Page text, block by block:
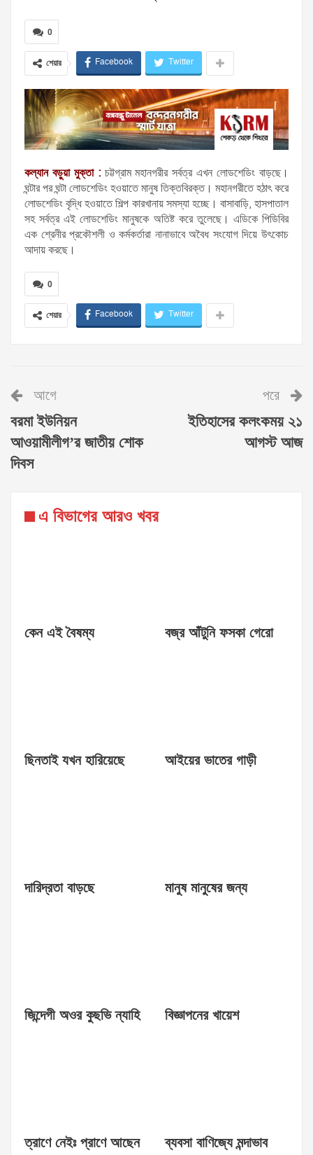
0
শেয়ার Facebook Twitter
কল্যান বড়ুয়া মুক্তা : চট্টগ্রাম মহানগরীর সর্বত্র এখন লোডশেডিং বাড়ছে।
ঘন্টার পর ঘন্টা লোডশেডিং হওয়াতে মানুষ তিক্তবিরক্ত। মহানগরীতে হঠাৎ করে
লোডশেডিং বৃদ্ধি হওয়াতে শিল্প কারখানায় সমস্যা হচ্ছে। বাসাবাড়ি, হাসপাতাল
সহ সর্বত্র এই লোডশেডিং মানুষকে অতিষ্ট করে তুলেছে। এডিকে পিডিবির
এক শ্রেনীর প্রকৌশলী ও কর্মকর্তারা নানাভাবে অবৈধ সংযোগ দিয়ে উৎকোচ
আদায় করছে।
0
শেয়ার Facebook Twitter
আগে
বরমা ইউনিয়ন
আওয়ামীলীগ’র জাতীয় শোক
দিবস
পরে
ইতিহাসের কলংকময় ২১
আগস্ট আজ
এ বিভাগের আরও খবর
কেন এই বৈষম্য বজ্র আঁটুনি ফসকা গেরো
ছিনতাই যখন হারিয়েছে আইয়ের ভাতের গাড়ী
দারিদ্রতা বাড়ছে মানুষ মানুষের জন্য
জিন্দেগী অওর কুছভি ন্যাহি বিজ্ঞাপনের খায়েশ
ত্রাণে নেইঃ প্রাণে আছেন ব্যবসা বাণিজ্যে মন্দাভাব